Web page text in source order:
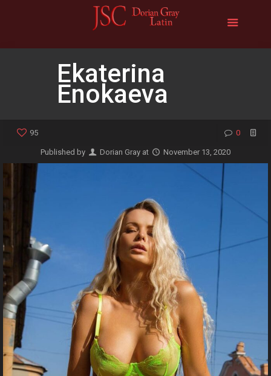
Ekaterina
Enokaeva
95 0
Published by Dorian Gray at November 13, 2020